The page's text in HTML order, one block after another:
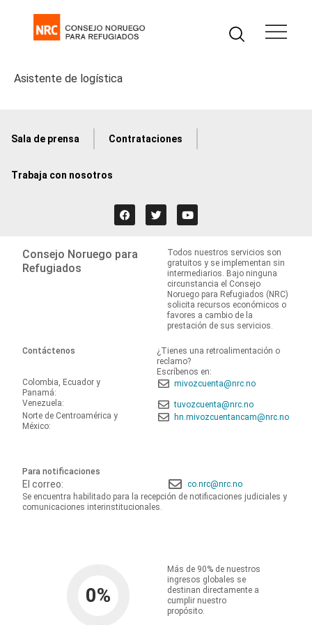
Asistente de logística
Sala de prensa Contrataciones
Trabaja con nosotros
Consejo Noruego para
Refugiados
Todos nuestros servicios son
gratuitos y se implementan sin
intermediarios. Bajo ninguna
circunstancia el Consejo
Noruego para Refugiados (NRC)
solicita recursos económicos o
favores a cambio de la
prestación de sus servicios.
Contáctenos
¿Tienes una retroalimentación o
reclamo?
Escríbenos en:
Colombia, Ecuador y
Panamá:
mivozcuenta@nrc.no
Venezuela:
tuvozcuenta@nrc.no
Norte de Centroamérica y
México:
hn.mivozcuentancam@nrc.no
Para notificaciones
El correo:
co.nrc@nrc.no
Se encuentra habilitado para la recepción de notificaciones judiciales y
comunicaciones interinstitucionales.
0%
Más de 90% de nuestros
ingresos globales se
destinan directamente a
cumplir nuestro
propósito.